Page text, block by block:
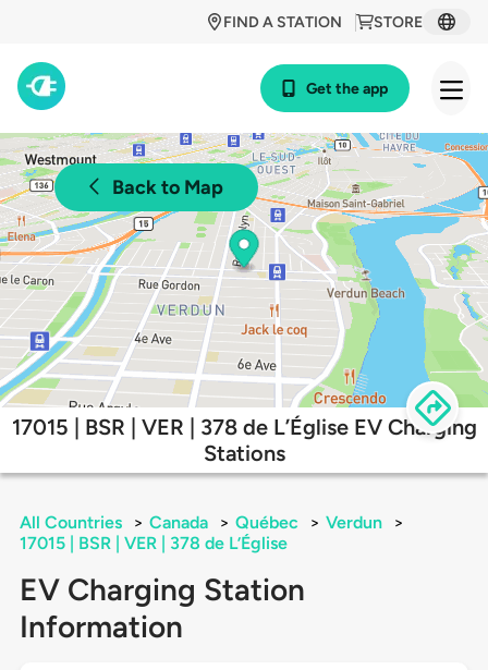
STORE
FIND A STATION
Get the app
Back to Map
17015 | BSR | VER | 378 de L’Église EV Charging
Stations
All Countries > Canada > Québec > Verdun
>
17015 | BSR | VER | 378 de L’Église
EV Charging Station
Information